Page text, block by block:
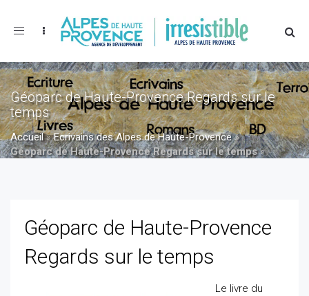
Toggle
Géoparc de Haute-Provence Regards sur le
temps
Accueil»Ecrivains des Alpes de Haute-Provence»
Géoparc de Haute-Provence Regards sur le temps»
Géoparc de Haute-Provence
Regards sur le temps
Le livre du